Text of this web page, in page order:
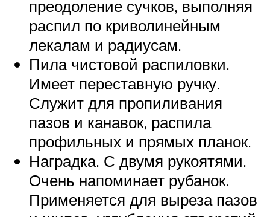
преодоление сучков, выполняя
распил по криволинейным
лекалам и радиусам.
Пила чистовой распиловки.
Имеет переставную ручку.
Служит для пропиливания
пазов и канавок, распила
профильных и прямых планок.
Наградка. С двумя рукоятями.
Очень напоминает рубанок.
Применяется для выреза пазов